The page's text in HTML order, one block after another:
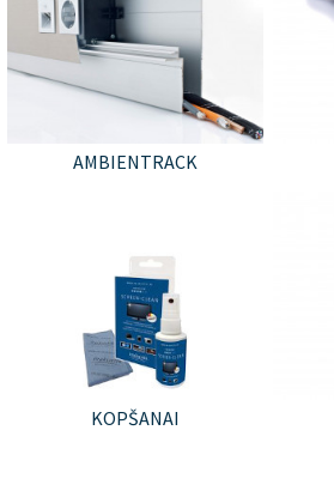
AMBIENTRACK
KOPŠANAI